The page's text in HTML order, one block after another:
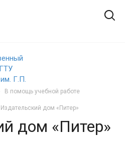
Г.П.
В помощь учебной работе
Издательский дом «Питер»
дом «Питер»